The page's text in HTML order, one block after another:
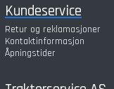
Kundeservice
Retur og reklamasjoner
Kontaktinformasjon
Åpningstider